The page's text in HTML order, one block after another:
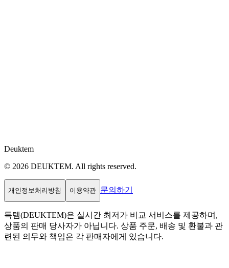
Deuktem
© 2026 DEUKTEM. All rights reserved.
개인정보처리방침 이용약관 문의하기
득템(DEUKTEM)은 실시간 최저가 비교 서비스를 제공하며,
상품의 판매 당사자가 아닙니다. 상품 주문, 배송 및 환불과 관
련된 의무와 책임은 각 판매자에게 있습니다.